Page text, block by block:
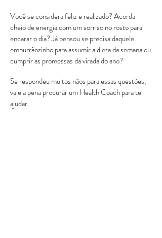
Você se considera feliz e realizado? Acorda
cheio de energia com um sorriso no rosto para
encarar o dia? Já pensou se precisa daquele
empurrãozinho para assumir a dieta da semana ou
cumprir as promessas da virada do ano?
Se respondeu muitos nãos para essas questões,
vale a pena procurar um Health Coach para te
ajudar.